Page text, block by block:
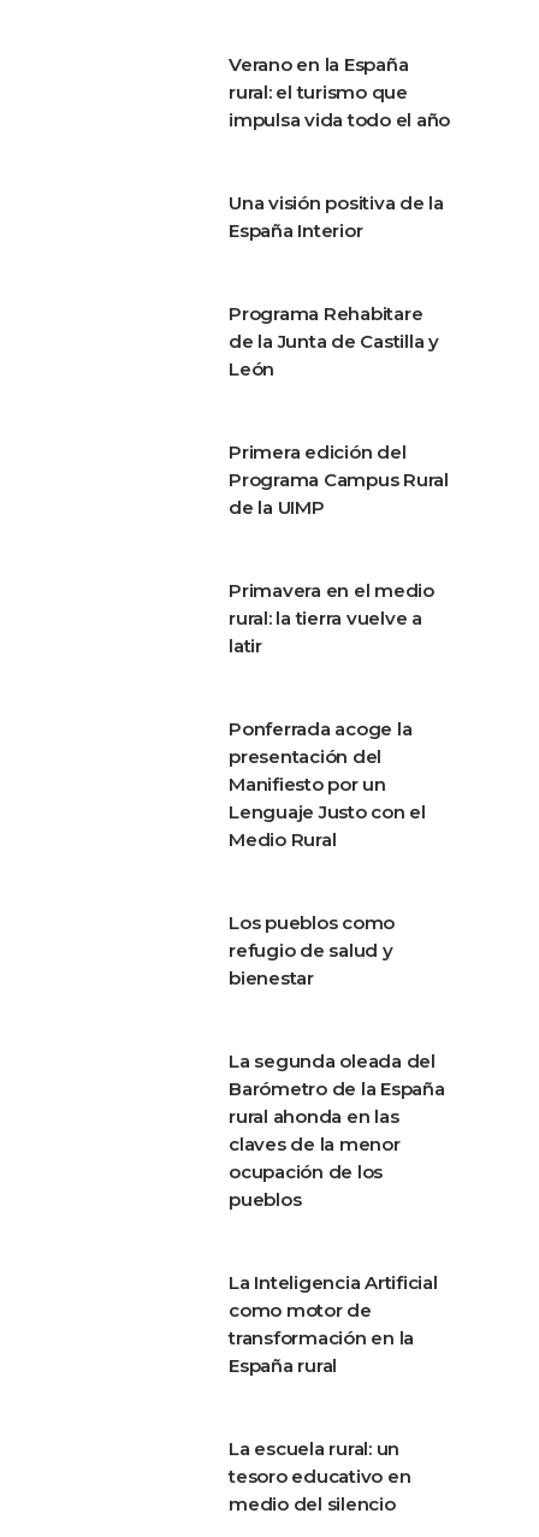
Verano en la España
rural: el turismo que
impulsa vida todo el año
Una visión positiva de la
España Interior
Programa Rehabitare
de la Junta de Castilla y
León
Primera edición del
Programa Campus Rural
de la UIMP
Primavera en el medio
rural: la tierra vuelve a
latir
Ponferrada acoge la
presentación del
Manifiesto por un
Lenguaje Justo con el
Medio Rural
Los pueblos como
refugio de salud y
bienestar
La segunda oleada del
Barómetro de la España
rural ahonda en las
claves de la menor
ocupación de los
pueblos
La Inteligencia Artificial
como motor de
transformación en la
España rural
La escuela rural: un
tesoro educativo en
medio del silencio